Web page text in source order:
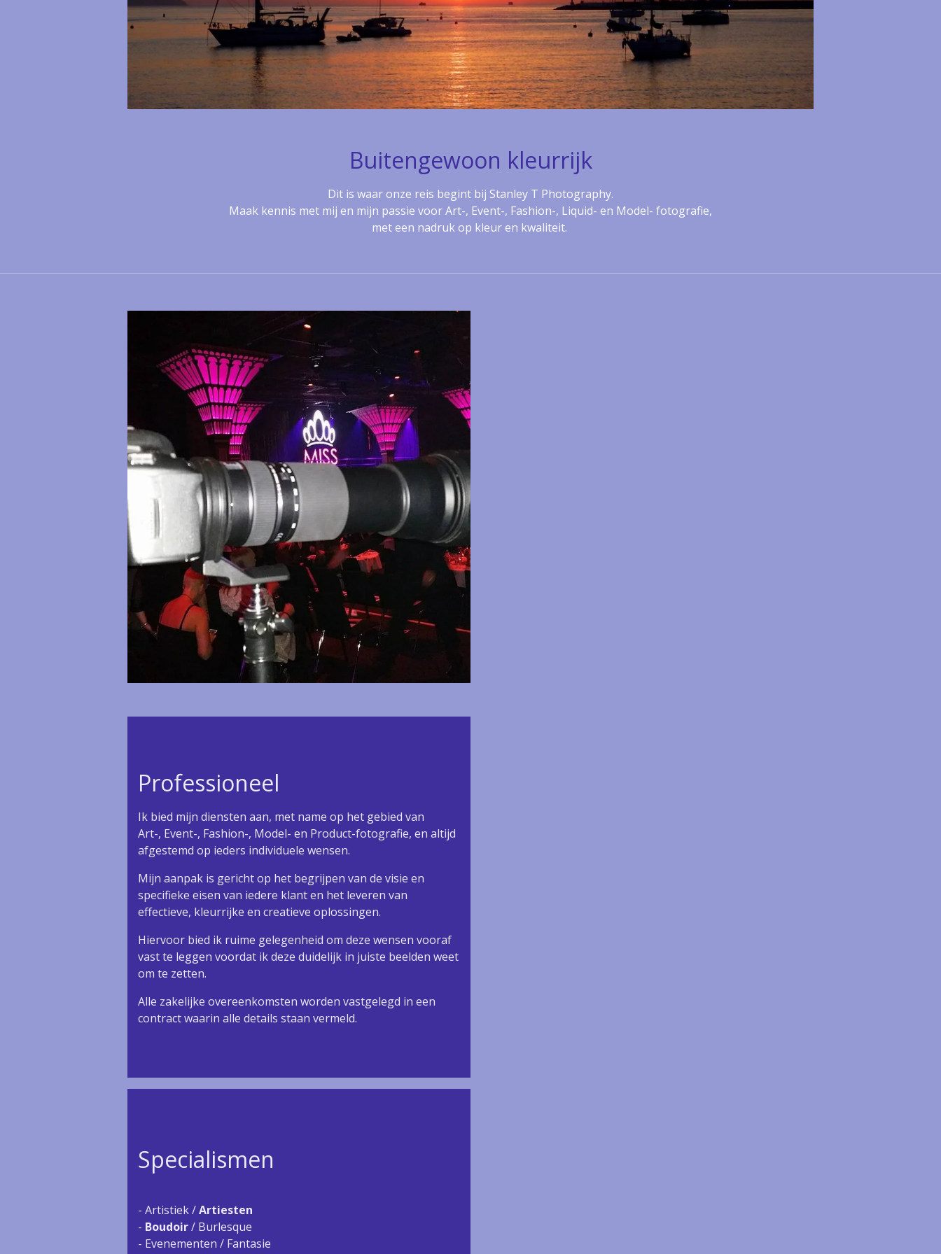
Buitengewoon kleurrijk
Dit is waar onze reis begint bij Stanley T Photography.
Maak kennis met mij en mijn passie voor Art-, Event-, Fashion-, Liquid- en Model- fotografie,
met een nadruk op kleur en kwaliteit.
Professioneel
Ik bied mijn diensten aan, met name op het gebied van
Art-, Event-, Fashion-, Model- en Product-fotografie, en altijd
afgestemd op ieders individuele wensen.
Mijn aanpak is gericht op het begrijpen van de visie en
specifieke eisen van iedere klant en het leveren van
effectieve, kleurrijke en creatieve oplossingen.
Hiervoor bied ik ruime gelegenheid om deze wensen vooraf
vast te leggen voordat ik deze duidelijk in juiste beelden weet
om te zetten.
Alle zakelijke overeenkomsten worden vastgelegd in een
contract waarin alle details staan vermeld.
Specialismen
- Artistiek /Artiesten
- Boudoir/ Burlesque
- Evenementen / Fantasie